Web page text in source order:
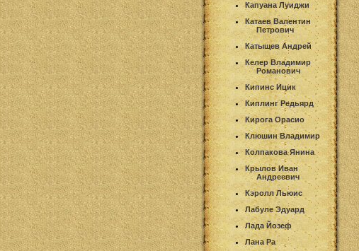
Капуана Луиджи
Катаев Валентин
Петрович
Катыщев Андрей
Келер Владимир
Романович
Кипинс Ицик
Киплинг Редьярд
Кирога Орасио
Клюшин Владимир
Колпакова Янина
Крылов Иван
Андреевич
Кэролл Льюис
Лабуле Эдуард
Лада Йозеф
Лана Ра